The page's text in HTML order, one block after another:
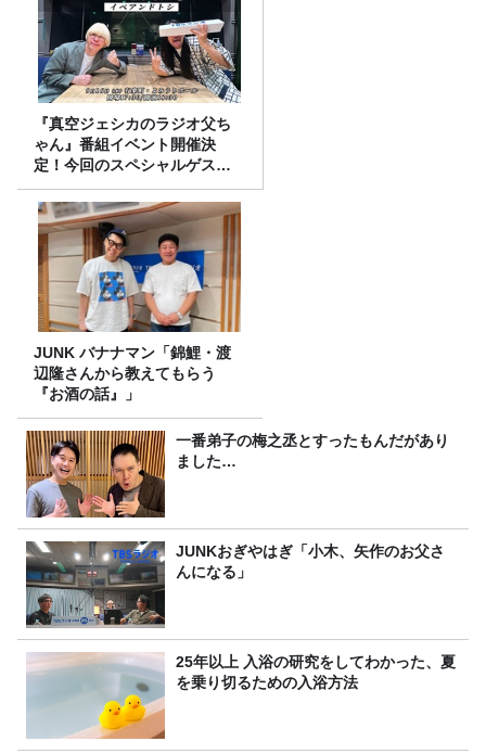
『真空ジェシカのラジオ父ち
ゃん』番組イベント開催決
定！今回のスペシャルゲスト
は、タカアンドトシ！
JUNK バナナマン「錦鯉・渡
辺隆さんから教えてもらう
『お酒の話』」
一番弟子の梅之丞とすったもんだがあり
ました…
JUNKおぎやはぎ「小木、矢作のお父さ
んになる」
25年以上 入浴の研究をしてわかった、夏
を乗り切るための入浴方法